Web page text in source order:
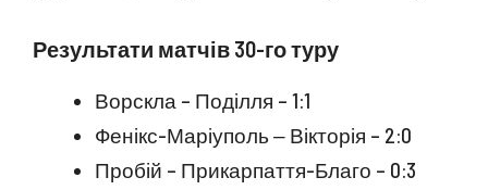
Результати матчів 30-го туру
Ворскла – Поділля – 1:1
Фенікс-Маріуполь ‒ Вікторія – 2:0
Пробій – Прикарпаття-Благо – 0:3